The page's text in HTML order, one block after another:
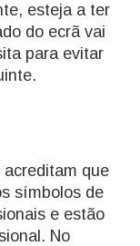
esteja a ter
do ecrã vai
para evitar
que
símbolos de
e estão
No